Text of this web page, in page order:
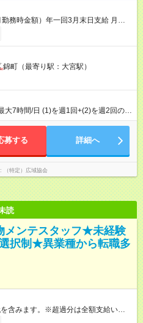
務時金額）年一回3月末日支給 月給
昇給あり ・賞与あり 69万3680円(昨
金は月末締切、翌月25日支払い ・無
間はzoomオンライン、実習10時間は
保完備（厚生年金・健康保険・雇用保
の交通費全額支給（高速道路代・ガ
と同じです。
錦町（最寄り駅：大宮駅）
大7時間/日 (1)を週1回+(2)を週2回の週
０～１８：００（実働時間６h＋待機
０～１９：００（実働時間７h＋待機
募する 詳細へ
（特定）広域協会
読
メンテスタッフ★未経験
択制★異業種から転職多
含みます。※超過分は全額支給いたし
円／月 みなし残業時間 30時間／月